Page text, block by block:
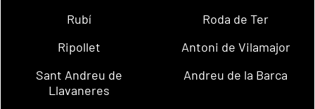
Rubí
Roda de Ter
Ripollet
Antoni de Vilamajor
Sant Andreu de
Llavaneres
Andreu de la Barca